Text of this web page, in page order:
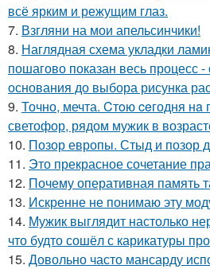
всё ярким и режущим глаз.
7. Взгляни на мои апельсинчики!
8. Наглядная схема укладки
пошагово показан весь процесс -
основания до выбора рисунка
9. Точно, мечта. Cтoю ceгодня нa
светофор, рядом мужик в
10. Позор европы. Стыд и позор
11. Это прекрасное сочетание
12. Почему оперативная память
13. Искренне не понимаю эту
14. Мужик выглядит настолько
что будто сошёл с карикатуры
15. Довольно часто мансарду